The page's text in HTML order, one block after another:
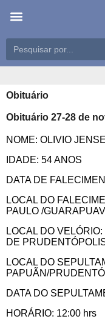
Obituário
Obituário 27-28 de
NOME: OLIVIO
IDADE: 54 ANOS
DATA DE
LOCAL DO
PAULO /
LOCAL DO
DE
LOCAL DO
PAPUÃN/
DATA DO
HORÁRIO: 12:00 hrs